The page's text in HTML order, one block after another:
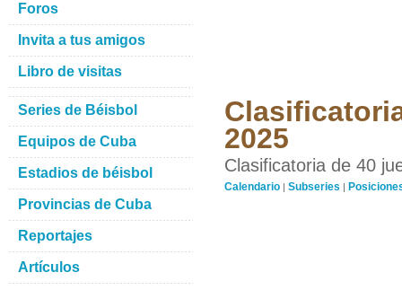
2025
Clasificatoria de 40
Calendario | Subseries |
Foros
Invita a tus amigos
Libro de visitas
Series de Béisbol
Equipos de Cuba
Estadios de béisbol
Provincias de Cuba
Reportajes
Artículos